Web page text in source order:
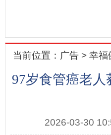
当前位置： 广告 > 幸福
97岁食管癌老
2026-03-30